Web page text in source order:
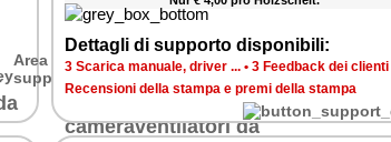
Area di
supporto
Dettagli di supporto disponibili:
3 Scarica manuale, driver ... • 3 Feedback dei clienti
Recensioni della stampa e premi della stampa